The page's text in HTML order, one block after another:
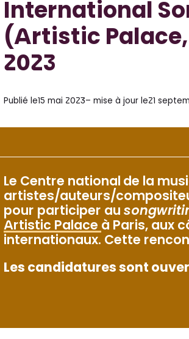
International
(Artistic
2023
Publié le15 mai 2023– mise à jour le21
Le Centre national de la
artistes/auteurs/
pour participer au
Artistic Palace à Paris, aux
internationaux. Cette
Les candidatures sont